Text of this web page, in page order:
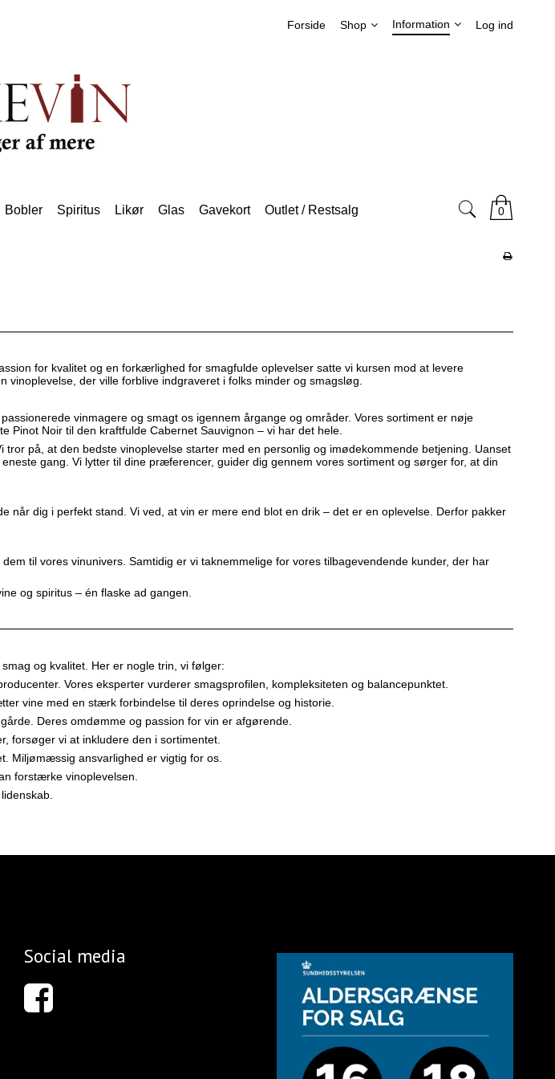
Forside Shop Information Log ind
0
Bobler Spiritus Likør Glas Gavekort Outlet / Restsalg
for kvalitet og en forkærlighed for smagfulde oplevelser satte vi kursen mod at levere
der ville forblive indgraveret i folks minder og smagsløg.
vinmagere og smagt os igennem årgange og områder. Vores sortiment er nøje
Noir til den kraftfulde Cabernet Sauvignon – vi har det hele.
på, at den bedste vinoplevelse starter med en personlig og imødekommende betjening. Uanset
gang. Vi lytter til dine præferencer, guider dig gennem vores sortiment og sørger for, at din
når dig i perfekt stand. Vi ved, at vin er mere end blot en drik – det er en oplevelse. Derfor pakker
til vores vinunivers. Samtidig er vi taknemmelige for vores tilbagevendende kunder, der har
og spiritus – én flaske ad gangen.
og kvalitet. Her er nogle trin, vi følger:
Vores eksperter vurderer smagsprofilen, kompleksiteten og balancepunktet.
vine med en stærk forbindelse til deres oprindelse og historie.
Deres omdømme og passion for vin er afgørende.
forsøger vi at inkludere den i sortimentet.
Miljømæssig ansvarlighed er vigtig for os.
forstærke vinoplevelsen.
Social media